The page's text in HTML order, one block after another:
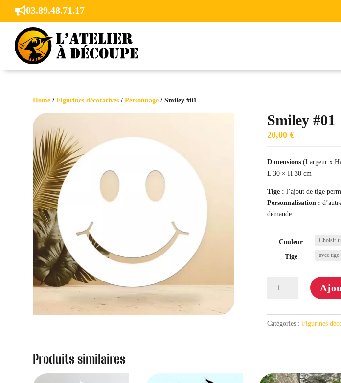
03.89.48.71.17
Home /Figurines décoratives /Personnage / Smiley #01
Smiley #01
20,00 €
Dimensions(Largeur x
L 30 × H 30 cm
Tige : l’ajout de tige
Personnalisation :
demande
Couleur
Tige
#01
Catégories : Figurines
Produits similaires